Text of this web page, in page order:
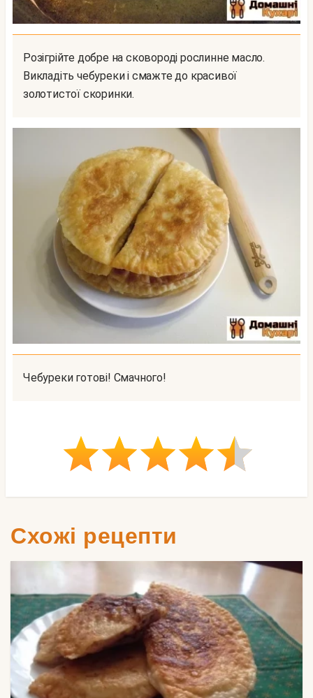
Розігрійте добре на сковороді рослинне масло.
Викладіть чебуреки і смажте до красивої
золотистої скоринки.
Чебуреки готові! Смачного!
Схожі рецепти